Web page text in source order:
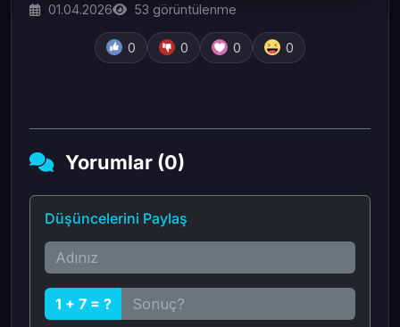
01.04.2026 53 görüntülenme
0 0 0 0
Yorumlar (0)
Düşüncelerini Paylaş
1 + 7 = ?